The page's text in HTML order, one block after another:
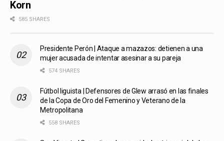
Korn
585 SHARES
Presidente Perón | Ataque a mazazos: detienen a una
mujer acusada de intentar asesinar a su pareja
574 SHARES
Fútbol liguista | Defensores de Glew arrasó en las finales
de la Copa de Oro del Femenino y Veterano de la
Metropolitana
558 SHARES